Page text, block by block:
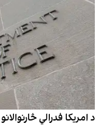
د امریکا فدرالي